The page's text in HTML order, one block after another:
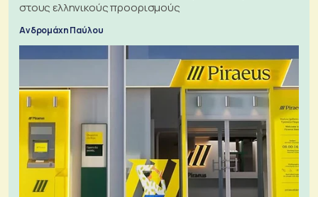
στους ελληνικούς προορισμούς
Ανδρομάχη Παύλου